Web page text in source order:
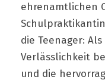
ehrenamtlichen
die Teenager:
Verlässlichkeit
und die